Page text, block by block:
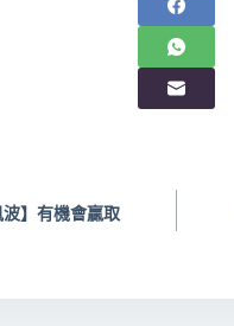
】有機會贏取